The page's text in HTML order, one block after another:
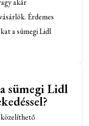
akár
Érdemes
a sümegi Lidl
sümegi Lidl